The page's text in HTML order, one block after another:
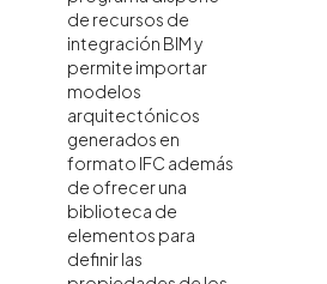
de recursos de
integración BIM y
permite importar
modelos
arquitectónicos
generados en
formato IFC además
de ofrecer una
biblioteca de
elementos para
definir las